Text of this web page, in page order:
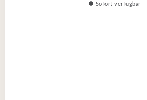
Sofort verfügbar